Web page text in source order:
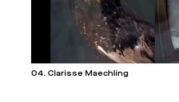
04. Clarisse Maechling